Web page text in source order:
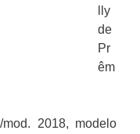
lly
de
Pr
êm
2018, modelo